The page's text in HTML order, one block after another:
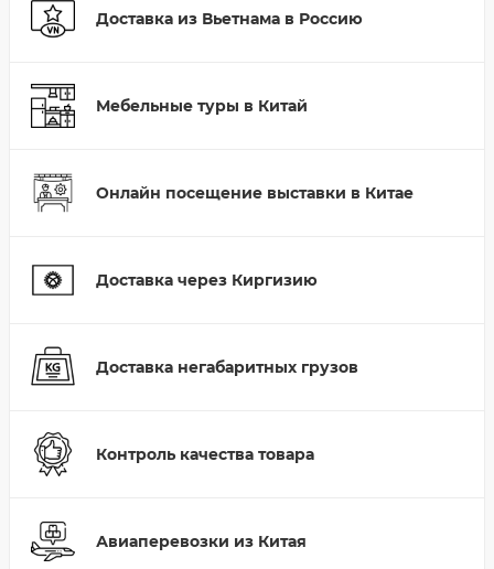
Доставка из Вьетнама в Россию
Мебельные туры в Китай
Онлайн посещение выставки в Китае
Доставка через Киргизию
Доставка негабаритных грузов
Контроль качества товара
Авиаперевозки из Китая